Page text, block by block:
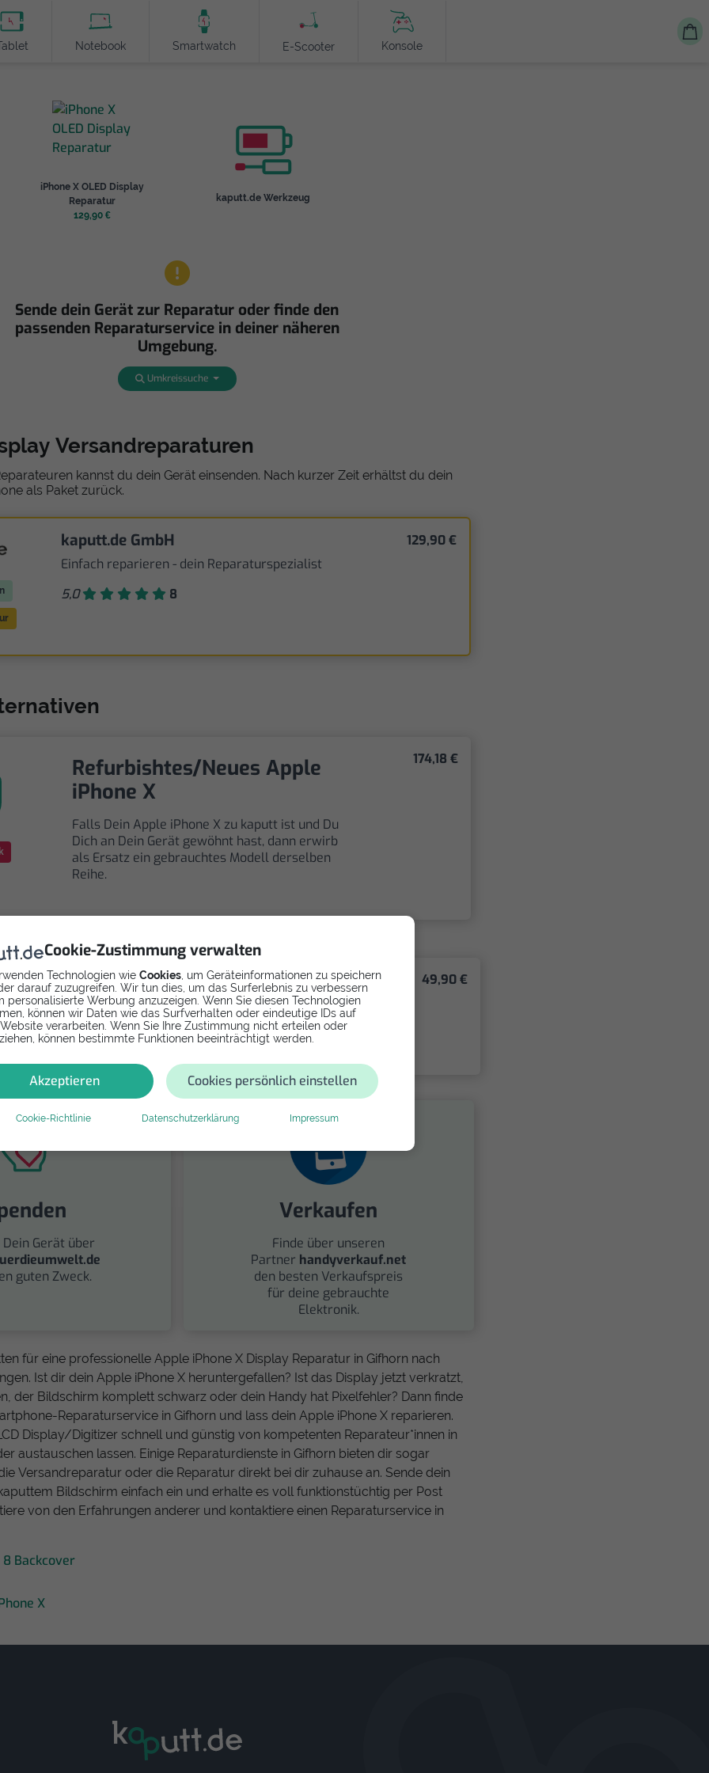
Cookie-Zustimmung verwalten
Technologien wie Cookies , um Geräteinformationen zu speichern
darauf zuzugreifen. Wir tun dies, um das Surferlebnis zu verbessern
personalisierte Werbung anzuzeigen. Wenn Sie diesen Technologien
können wir Daten wie das Surfverhalten oder eindeutige IDs auf
verarbeiten. Wenn Sie Ihre Zustimmung nicht erteilen oder
können bestimmte Funktionen beeinträchtigt werden.
Akzeptieren Cookies persönlich einstellen
Cookie-Richtlinie Datenschutzerklärung Impressum
Tablet Notebook Smartwatch E-Scooter Konsole
iPhone X OLED Display
Reparatur
129,90 €
kaputt.de Werkzeug
Sende dein Gerät zur Reparatur oder finde den
passenden Reparaturservice in deiner näheren
Umgebung.
Umkreissuche
Versandreparaturen
kannst du dein Gerät einsenden. Nach kurzer Zeit erhältst du dein
als Paket zurück.
kaputt.de GmbH
Einfach reparieren - dein Reparaturspezialist
5,0
8
129,90 €
Refurbishtes/Neues Apple
iPhone X
Falls Dein Apple iPhone X zu kaputt ist und Du
Dich an Dein Gerät gewöhnt hast, dann erwirb
als Ersatz ein gebrauchtes Modell derselben
Reihe.
174,18 €
Selbst reparieren
Repariere dein iPhone X - Display mit Videoanleitung
selbst. Ersatzteile ab
49,90 €
Dein Gerät über
guten Zweck.
Verkaufen
Finde über unseren
Partner handyverkauf.net
den besten Verkaufspreis
für deine gebrauchte
Elektronik.
für eine professionelle Apple iPhone X Display Reparatur in Gifhorn nach
Ist dir dein Apple iPhone X heruntergefallen? Ist das Display jetzt verkratzt,
der Bildschirm komplett schwarz oder dein Handy hat Pixelfehler? Dann finde
Reparaturservice in Gifhorn und lass dein Apple iPhone X reparieren.
Display/Digitizer schnell und günstig von kompetenten Reparateur*innen in
austauschen lassen. Einige Reparaturdienste in Gifhorn bieten dir sogar
Versandreparatur oder die Reparatur direkt bei dir zuhause an. Sende dein
Bildschirm einfach ein und erhalte es voll funktionstüchtig per Post
von den Erfahrungen anderer und kontaktiere einen Reparaturservice in
8 Backcover
X